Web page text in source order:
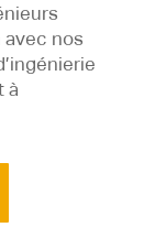
nos
à